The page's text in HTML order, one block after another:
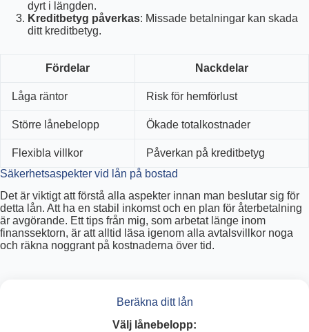
dyrt i längden.
Kreditbetyg påverkas: Missade betalningar kan skada
ditt kreditbetyg.
Fördelar Nackdelar
Låga räntor Risk för hemförlust
Större lånebelopp Ökade totalkostnader
Flexibla villkor
Påverkan på kreditbetyg
Säkerhetsaspekter vid lån på bostad
Det är viktigt att förstå alla aspekter innan man beslutar sig för
detta lån. Att ha en stabil inkomst och en plan för återbetalning
är avgörande. Ett tips från mig, som arbetat länge inom
finanssektorn, är att alltid läsa igenom alla avtalsvillkor noga
och räkna noggrant på kostnaderna över tid.
Beräkna ditt lån
Välj lånebelopp: